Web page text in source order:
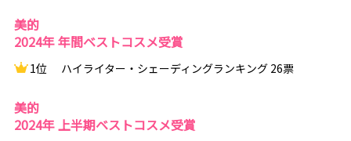
美的
2024年 年間ベストコスメ受賞
1位 ハイライター・シェーディングランキング 26票
美的
2024年 上半期ベストコスメ受賞